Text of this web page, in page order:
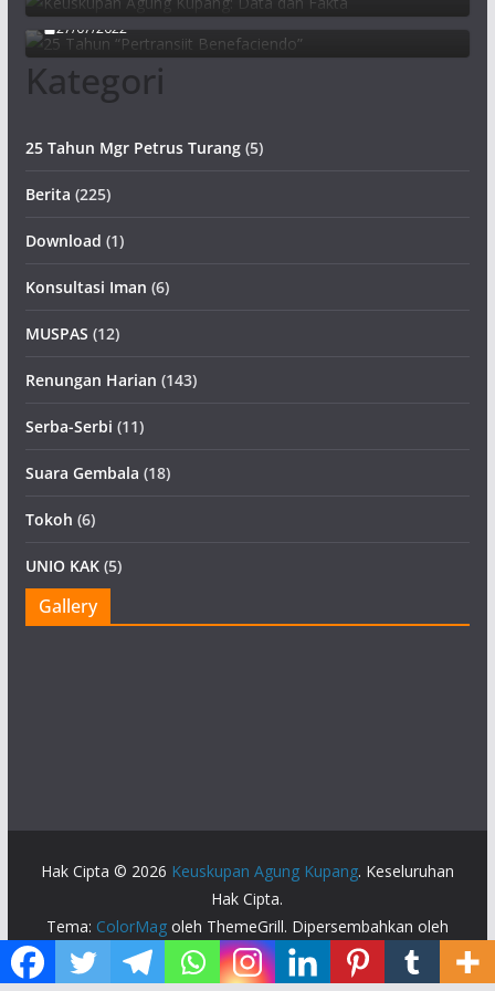
27/07/2022
Kategori
25 Tahun Mgr Petrus Turang(5)
Berita (225)
Download (1)
Konsultasi Iman (6)
MUSPAS (12)
Renungan Harian (143)
Serba-Serbi (11)
Suara Gembala (18)
Tokoh (6)
UNIO KAK(5)
Gallery
Hak Cipta © 2026 Keuskupan Agung Kupang. Keseluruhan
Hak Cipta.
Tema: ColorMagoleh ThemeGrill. Dipersembahkan oleh
WordPress